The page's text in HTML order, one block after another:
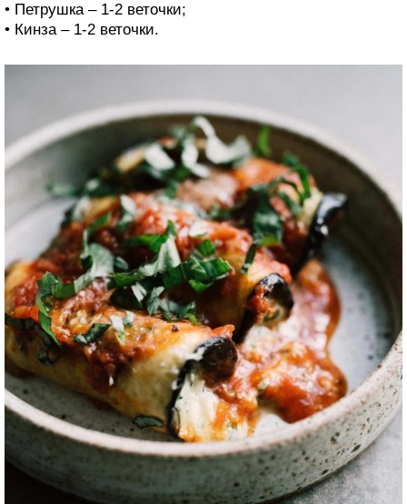
• Петрушка – 1-2 веточки;
• Кинза – 1-2 веточки.